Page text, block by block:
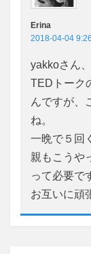
Erina
2018-04-04
yakkoさん
TEDトーク
んですが、
ね。
一晩で５回
親もこうや
って必要で
お互いに頑